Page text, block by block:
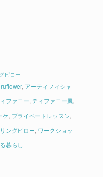
ピロー
, アーティフィシャ
ファニー ティファニー風
ケ プライベートレッスン
リングピロー ワークショッ
暮らし